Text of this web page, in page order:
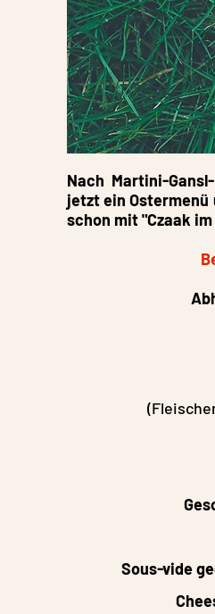
Nach Martini-
jetzt ein
schon mit "Czaak
Sous-vide